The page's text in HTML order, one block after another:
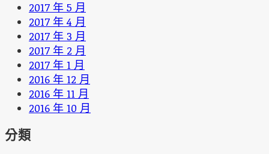
2017 年 5 月
2017 年 4 月
2017 年 3 月
2017 年 2 月
2017 年 1 月
2016 年 12 月
2016 年 11 月
2016 年 10 月
分類